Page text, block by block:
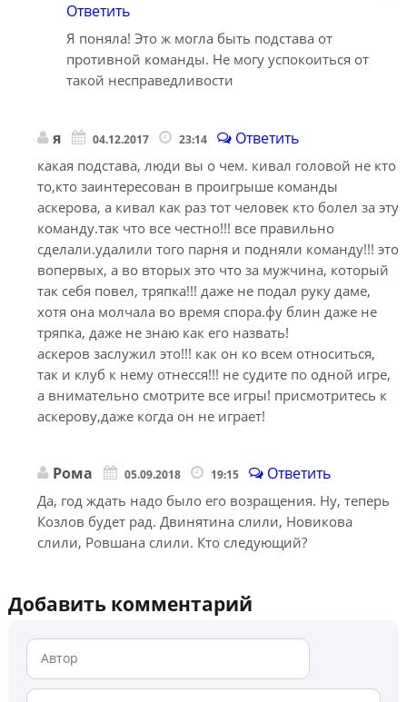
Ответить
Я поняла! Это ж могла быть подстава от
противной команды. Не могу успокоиться от
такой несправедливости
я 04.12.2017 23:14 Ответить
какая подстава, люди вы о чем. кивал головой не кто
то,кто заинтересован в проигрыше команды
аскерова, а кивал как раз тот человек кто болел за эту
команду.так что все честно!!! все правильно
сделали.удалили того парня и подняли команду!!! это
вопервых, а во вторых это что за мужчина, который
так себя повел, тряпка!!! даже не подал руку даме,
хотя она молчала во время спора.фу блин даже не
тряпка, даже не знаю как его назвать!
аскеров заслужил это!!! как он ко всем относиться,
так и клуб к нему отнесся!!! не судите по одной игре,
а внимательно смотрите все игры! присмотритесь к
аскерову,даже когда он не играет!
Рома 05.09.2018 19:15 Ответить
Да, год ждать надо было его возращения. Ну, теперь
Козлов будет рад. Двинятина слили, Новикова
слили, Ровшана слили. Кто следующий?
Добавить комментарий